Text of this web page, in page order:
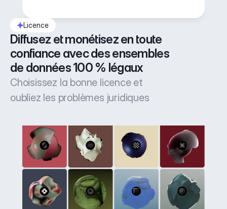
Licence
Diffusez et monétisez en toute
confiance avec des ensembles
de données 100 % légaux
Choisissez la bonne licence et
oubliez les problèmes juridiques